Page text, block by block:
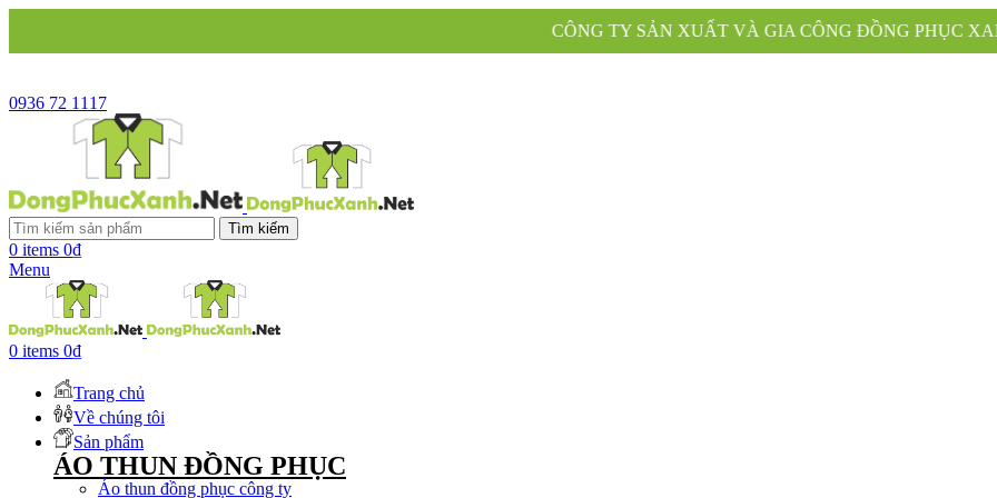
CÔNG TY SẢN XUẤT VÀ GIA CÔNG ĐỒNG PHỤC XANH KÍNH CHÀO
0936 72 1117
Tìm kiếm
0 items 0₫
Menu
0 items 0₫
Trang chủ
Về chúng tôi
Sản phẩm
ÁO THUN ĐỒNG PHỤC
Áo thun đồng phục công ty